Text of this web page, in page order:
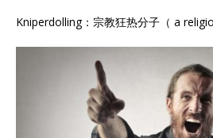
Kniperdolling：宗教狂热分子（ a